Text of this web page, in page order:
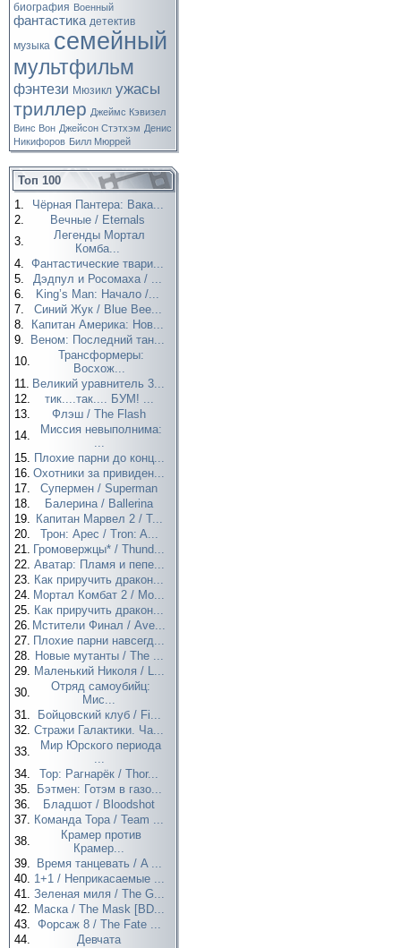
биография Военный
фантастика детектив
музыка семейный
мультфильм
фэнтези Мюзикл ужасы
триллер Джеймс Кэвизел
Винс Вон Джейсон Стэтхэм Денис
Никифоров Билл Мюррей
Топ 100
1.
Чёрная Пантера: Вака...
2.
Вечные / Eternals
3.
Легенды Мортал
Комба...
4. Фантастические твари...
5.
Дэдпул и Росомаха / ...
6.
King’s Man: Начало /...
7.
Синий Жук / Blue Bee...
8.
Капитан Америка: Нов...
9.
Веном: Последний тан...
10.
Трансформеры:
Восхож...
11. Великий уравнитель 3...
12.
тик....так.... БУМ! ...
13.
Флэш / The Flash
14.
Миссия невыполнима:
...
15. Плохие парни до конц...
16. Охотники за привиден...
17.
Супермен / Superman
18.
Балерина / Ballerina
19. Капитан Марвел 2 / T...
20.
Трон: Арес / Tron: A...
21. Громовержцы* / Thund...
22. Аватар: Пламя и пепе...
23. Как приручить дракон...
24. Мортал Комбат 2 / Mo...
25. Как приручить дракон...
26. Мстители Финал / Ave...
27. Плохие парни навсегд...
28. Новые мутанты / The ...
29. Маленький Николя / L...
30.
Отряд самоубийц:
Мис...
31.
Бойцовский клуб / Fi...
32. Стражи Галактики. Ча...
33.
Мир Юрского периода
...
34.
Тор: Рагнарёк / Thor...
35.
Бэтмен: Готэм в газо...
36.
Бладшот / Bloodshot
37. Команда Тора / Team ...
38.
Крамер против
Крамер...
39.
Время танцевать / A ...
40. 1+1 / Неприкасаемые ...
41. Зеленая миля / The G...
42. Маска / The Mask [BD...
43. Форсаж 8 / The Fate ...
44.
Девчата